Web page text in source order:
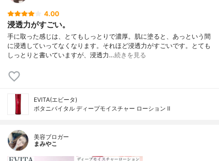
4.00
浸透力がすごい。
手に取った感じは、とてもしっとりで濃厚。肌に塗ると、あっという間
に浸透していってなくなります。それほど浸透力がすごいです。とても
しっとりと書いていますが、浸透力…続きを見る
EVITA(エビータ)
ボタニバイタル ディープモイスチャー ローション Ⅱ
美容ブロガー
まみやこ